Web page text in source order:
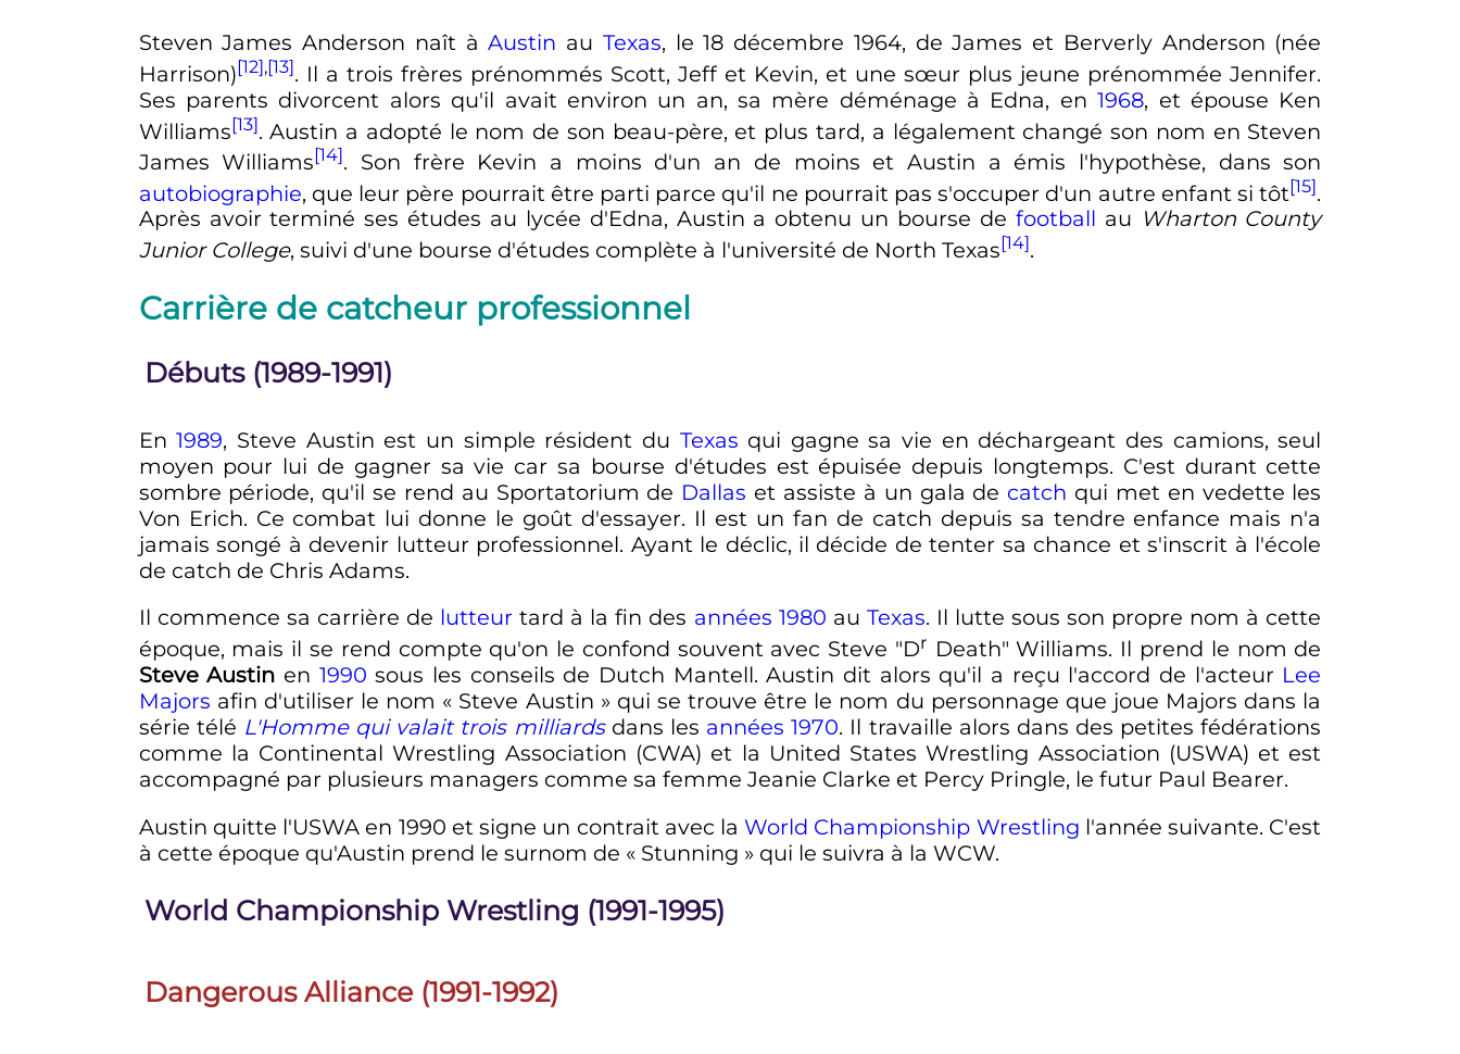
Steven James Anderson naît àAustin au Texas, le18 décembre 1964, de James et Berverly Anderson (née
Harrison)[12],[13]. Il a trois frères prénommés Scott, Jeff et Kevin, et une sœur plus jeune prénommée Jennifer.
Ses parents divorcent alors qu'il avait environ un an, sa mère déménage à Edna, en1968, et épouse Ken
Williams[13]. Austin a adopté le nom de son beau-père, et plus tard, a légalement changé son nom en Steven
James Williams[14]. Son frère Kevin a moins d'un an de moins et Austin a émis l'hypothèse, dans son
autobiographie, que leur père pourrait être parti parce qu'il ne pourrait pas s'occuper d'un autre enfant si tôt[15].
Après avoir terminé ses études au lycée d'Edna, Austin a obtenu un bourse de football au Wharton County
Junior College, suivi d'une bourse d'études complète à l'université de North Texas[14].
Carrière de catcheur professionnel
Débuts (1989-1991)
En1989, Steve Austin est un simple résident du Texas qui gagne sa vie en déchargeant des camions, seul
moyen pour lui de gagner sa vie car sa bourse d'études est épuisée depuis longtemps. C'est durant cette
sombre période, qu'il se rend au Sportatorium de Dallas et assiste à un gala de catch qui met en vedette les
Von Erich. Ce combat lui donne le goût d'essayer. Il est un fan de catch depuis sa tendre enfance mais n'a
jamais songé à devenir lutteur professionnel. Ayant le déclic, il décide de tenter sa chance et s'inscrit à l'école
de catch de Chris Adams.
Il commence sa carrière de lutteur tard à la fin des années 1980 au Texas. Il lutte sous son propre nom à cette
époque, mais il se rend compte qu'on le confond souvent avec Steve "Dr Death" Williams. Il prend le nom de
Steve Austin en 1990 sous les conseils de Dutch Mantell. Austin dit alors qu'il a reçu l'accord de l'acteur Lee
Majors afin d'utiliser le nom « Steve Austin » qui se trouve être le nom du personnage que joue Majors dans la
série télé L'Homme qui valait trois milliardsdans les années 1970. Il travaille alors dans des petites fédérations
comme la Continental Wrestling Association (CWA) et la United States Wrestling Association (USWA) et est
accompagné par plusieurs managers comme sa femme Jeanie Clarke et Percy Pringle, le futur Paul Bearer.
Austin quitte l'USWA en 1990 et signe un contrait avec laWorld Championship Wrestling l'année suivante. C'est
à cette époque qu'Austin prend le surnom de « Stunning » qui le suivra à la WCW.
World Championship Wrestling (1991-1995)
Dangerous Alliance (1991-1992)